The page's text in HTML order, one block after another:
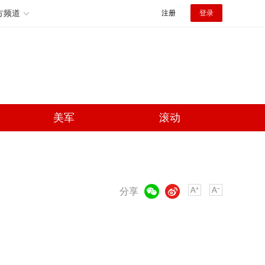
频道 注册 登录
美军 滚动
分享
微博